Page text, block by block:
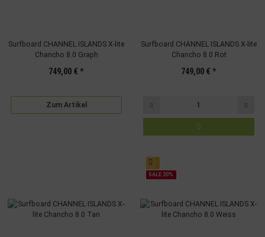
Surfboard CHANNEL ISLANDS X-lite
Chancho 8.0 Graph
749,00 € *
Zum Artikel
Surfboard CHANNEL ISLANDS X-lite
Chancho 8.0 Rot
749,00 € *
SALE 20%